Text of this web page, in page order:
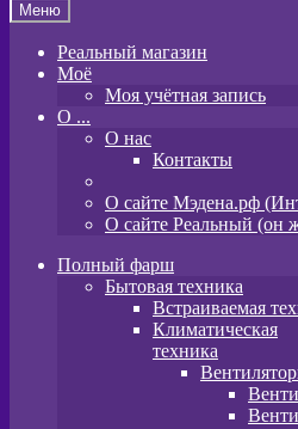
Меню
Реальный магазин
Моё
Моя учётная запись
O ...
О нас
Контакты
О сайте Мэдена.рф
О сайте Реальный (он
Полный фарш
Бытовая техника
Встраиваемая
Климатическая
техника